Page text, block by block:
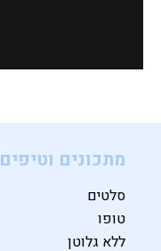
מתכונים וטיפים
סלטים
טופו
ללא גלוטן